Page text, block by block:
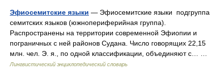
Эфиосемитские языки — Эфиосемитские языки подгруппа
семитских языков (южнопериферийная группа).
Распространены на территории современной Эфиопии и
пограничных с ней районов Судана. Число говорящих 22,15
млн. чел. Э. я., по одной классификации, объединяют с… …
Лингвистический энциклопедический словарь